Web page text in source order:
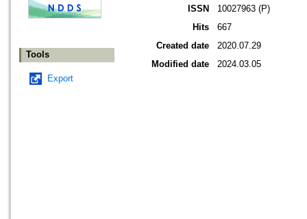
Tools
Export
ISSN
10027963 (P)
Hits
667
Created date
2020.07.29
Modified date
2024.03.05